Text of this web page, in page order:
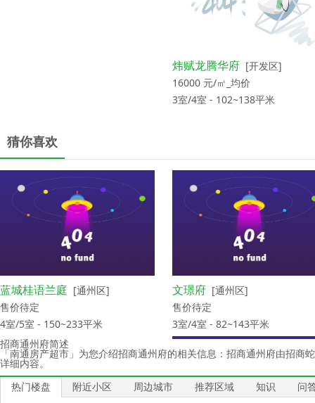
炜赋龙腾华府 [开发区]
16000 元/㎡_均价
3室/4室 - 102~138平米
14800元/㎡_均价
3室/4室 - 96~127平米
元/㎡_均价
3室/4室 - 100~180平米
元/㎡_均价
3室 - 103~137平米
猜你喜欢
蓝城桂语兰庭 [通州区]
售价待定
4室/5室 - 150~233平米
文璟府 [通州区]
售价待定
3室/4室 - 82~143平米
招商通州府简述
「南通房产超市」为您介绍招商通州府的相关信息：招商通州府由招
详细内容。
热门楼盘
附近小区 周边城市 推荐区域 知识 问